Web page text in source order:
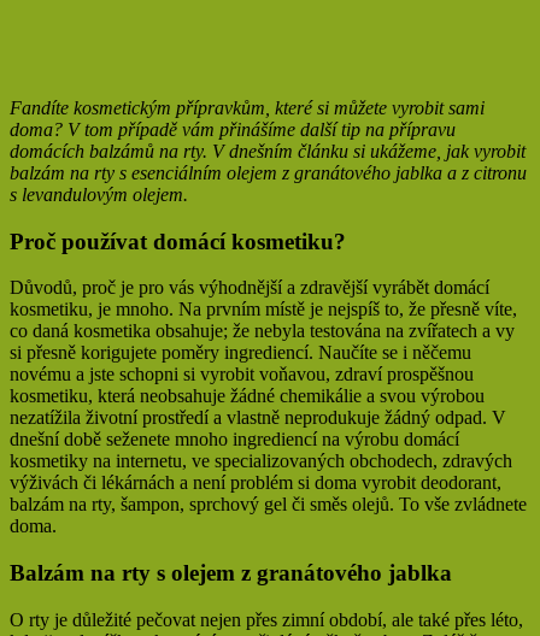
Fandíte kosmetickým přípravkům, které si můžete vyrobit sami
doma? V tom případě vám přinášíme další tip na přípravu
domácích balzámů na rty. V dnešním článku si ukážeme, jak vyrobit
balzám na rty s esenciálním olejem z granátového jablka a z citronu
s levandulovým olejem.
Proč používat domácí kosmetiku?
Důvodů, proč je pro vás výhodnější a zdravější vyrábět domácí
kosmetiku, je mnoho. Na prvním místě je nejspíš to, že přesně víte,
co daná kosmetika obsahuje; že nebyla testována na zvířatech a vy
si přesně korigujete poměry ingrediencí. Naučíte se i něčemu
novému a jste schopni si vyrobit voňavou, zdraví prospěšnou
kosmetiku, která neobsahuje žádné chemikálie a svou výrobou
nezatížila životní prostředí a vlastně neprodukuje žádný odpad. V
dnešní době seženete mnoho ingrediencí na výrobu domácí
kosmetiky na internetu, ve specializovaných obchodech, zdravých
výživách či lékárnách a není problém si doma vyrobit deodorant,
balzám na rty, šampon, sprchový gel či směs olejů. To vše zvládnete
doma.
Balzám na rty s olejem z granátového jablka
O rty je důležité pečovat nejen přes zimní období, ale také přes léto,